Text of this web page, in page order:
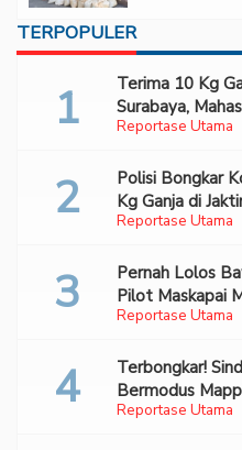
TERPOPULER
Reportase Utama
Terima 10 Kg
Surabaya,
Bareskrim
Reportase Utama
Polisi Bongkar
Kg Ganja di
Reportase Utama
Pernah Lolos
Pilot Maskapai
70 Ribu Pil
Reportase Utama
Terbongkar!
Bermodus